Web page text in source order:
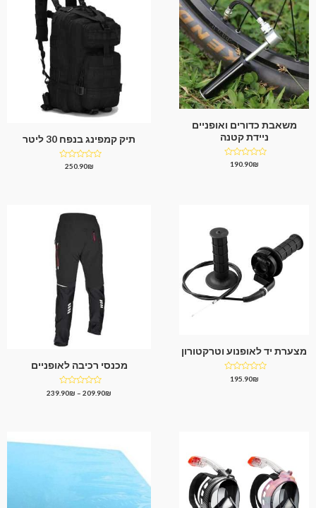
משאבת כדורים ואופניים
ניידת קטנה
דורג190.90₪
תיק קמפינג בנפח 30 ליטר
דורג250.90₪
מצערת יד לאופנוע וטרקטורון
דורג195.90₪
מכנסי רכיבה לאופניים
דורג
209.90₪
–
239.90₪